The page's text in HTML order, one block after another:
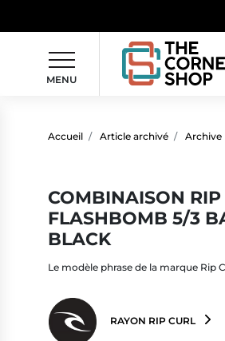
MENU
Accueil Article archivé Archive
COMBINAISON RIP
FLASHBOMB 5/3
BLACK
Le modèle phrase de la marque Rip
RAYON RIP CURL